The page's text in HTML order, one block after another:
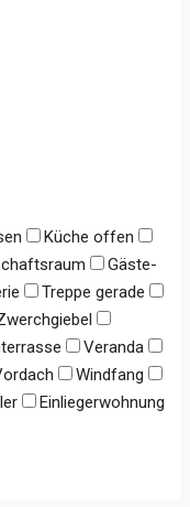
Küche offen
Gäste-
Treppe gerade
Veranda
Windfang
Einliegerwohnung